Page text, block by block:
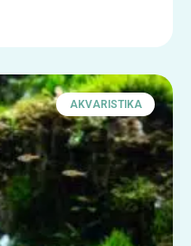
AKVARISTIKA